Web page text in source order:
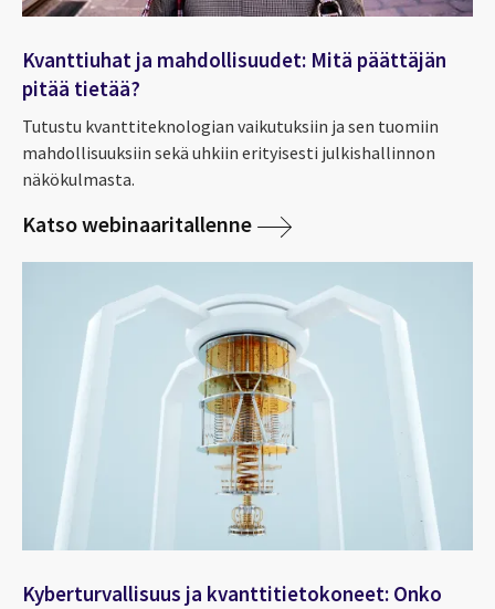
Kvanttiuhat ja mahdollisuudet: Mitä päättäjän
pitää tietää?
Tutustu kvanttiteknologian vaikutuksiin ja sen tuomiin
mahdollisuuksiin sekä uhkiin erityisesti julkishallinnon
näkökulmasta.
Katso webinaaritallenne
Kyberturvallisuus ja kvanttitietokoneet: Onko